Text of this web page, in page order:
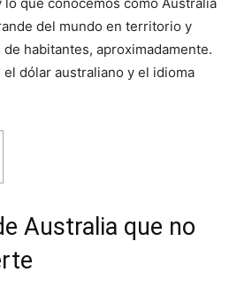
del mundo en territorio y
habitantes, aproximadamente.
el dólar australiano y el idioma
Australia que no